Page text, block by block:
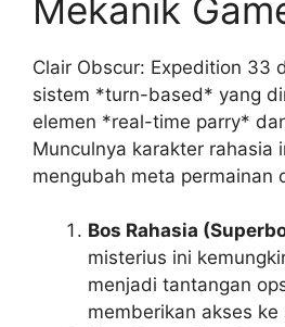
Mekanik
Clair Obscur: Expedition 33
sistem *turn-based* yang
elemen *real-time parry*
Munculnya karakter rahasia
mengubah meta permainan
Bos Rahasia
misterius ini
menjadi tantangan
memberikan akses